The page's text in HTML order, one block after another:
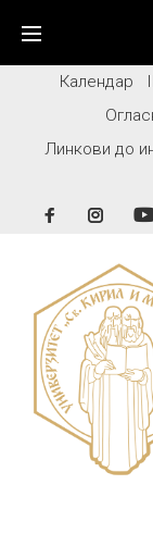
contentКалендар
Линкови до
Facebook